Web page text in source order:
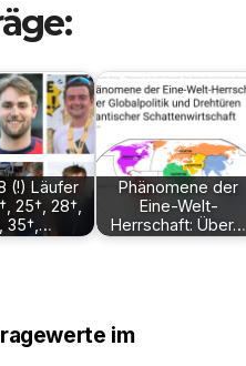
(!) Läufer
25†, 28†,
35†,…
Phänomene der
Eine-Welt-
Herrschaft: Über…
im